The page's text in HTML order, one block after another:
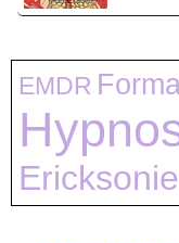
EMDR